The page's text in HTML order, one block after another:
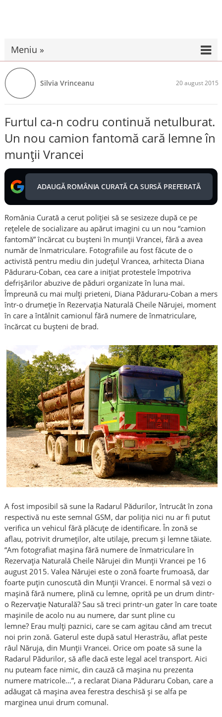
Meniu »
Silvia Vrinceanu 20 august 2015
Furtul ca-n codru continuă netulburat.
Un nou camion fantomă cară lemne în
munții Vrancei
ADAUGĂ ROMÂNIA CURATĂ CA SURSĂ PREFERATĂ
România Curată a cerut poliției să se sesizeze după ce pe
rețelele de socializare au apărut imagini cu un nou “camion
fantomă” încărcat cu bușteni în munții Vrancei, fără a avea
număr de înmatriculare. Fotografiile au fost făcute de o
activistă pentru mediu din județul Vrancea, arhitecta Diana
Păduraru-Coban, cea care a inițiat protestele împotriva
defrișărilor abuzive de păduri organizate în luna mai.
Împreună cu mai mulți prieteni, Diana Păduraru-Coban a mers
într-o drumeție în Rezervația Naturală Cheile Nărujei, moment
în care a întâlnit camionul fără numere de înmatriculare,
încărcat cu bușteni de brad.
A fost imposibil să sune la Radarul Pădurilor, întrucât în zona
respectivă nu este semnal GSM, dar poliția nici nu ar fi putut
verifica un vehicul fără plăcuțe de identificare. În zonă se
aflau, potrivit drumeților, alte utilaje, precum și lemne tăiate.
“Am fotografiat mașina fără numere de înmatriculare în
Rezervația Naturală Cheile Nărujei din Munții Vrancei pe 16
august 2015. Valea Nărujei este o zonă foarte frumoasă, dar
foarte puțin cunoscută din Munții Vrancei. E normal să vezi o
mașină fără numere, plină cu lemne, oprită pe un drum dintr-
o Rezervație Naturală? Sau să treci printr-un gater în care toate
mașinile de acolo nu au numere, dar sunt pline cu
lemne? Erau mulți paznici, care se cam agitau când am trecut
noi prin zonă. Gaterul este după satul Herastrău, aflat peste
râul Năruja, din Munții Vrancei. Orice om poate să sune la
Radarul Pădurilor, să afle dacă este legal acel transport. Aici
nu puteam face nimic, din cauză că mașina nu prezenta
numere matricole…”, a reclarat Diana Păduraru Coban, care a
adăugat că mașina avea ferestra deschisă și se alfa pe
marginea unui drum comunal.